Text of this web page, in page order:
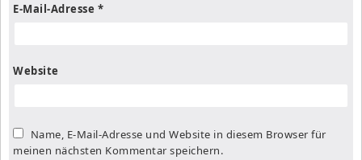
E-Mail-Adresse *
Website
Name, E-Mail-Adresse und Website in diesem Browser für
meinen nächsten Kommentar speichern.